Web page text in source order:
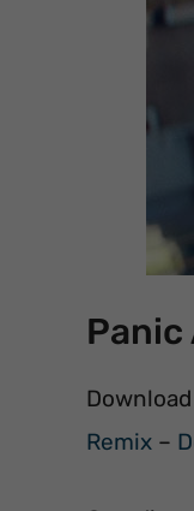
Panic
Remix –